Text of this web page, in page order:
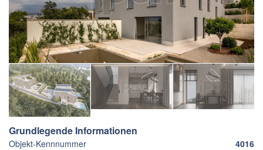
Grundlegende Informationen
Objekt-Kennnummer
4016